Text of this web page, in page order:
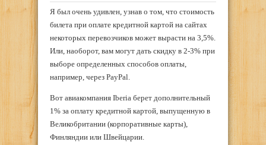
Я был очень удивлен, узнав о том, что стоимость
билета при оплате кредитной картой на сайтах
некоторых перевозчиков может вырасти на 3,5%.
Или, наоборот, вам могут дать скидку в 2-3% при
выборе определенных способов оплаты,
например, через PayPal.
Вот авиакомпания Iberia берет дополнительный
1% за оплату кредитной картой, выпущенную в
Великобритании (корпоративные карты),
Финляндии или Швейцарии.